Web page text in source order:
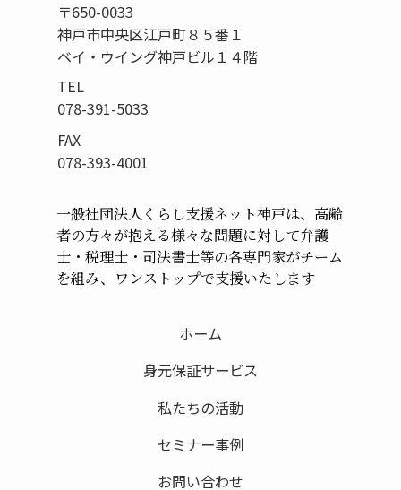
〒650-0033
神戸市中央区江戸町８５番１
ベイ・ウイング神戸ビル１４階
TEL
078-391-5033
FAX
078-393-4001
一般社団法人くらし支援ネット神戸は、高齢
者の方々が抱える様々な問題に対して弁護
士・税理士・司法書士等の各専門家がチーム
を組み、ワンストップで支援いたします
ホーム
身元保証サービス
私たちの活動
セミナー事例
お問い合わせ